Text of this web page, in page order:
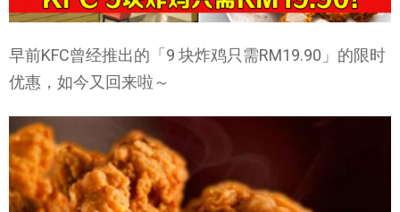
早前KFC曾经推出的「9 块炸鸡只需RM19.90」的限时
优惠，如今又回来啦～